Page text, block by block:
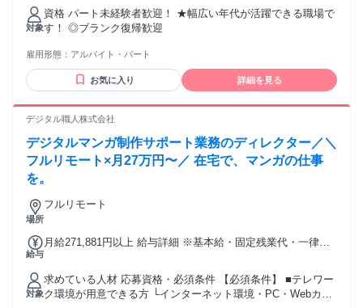
心して働き始められるようサポートする仕事です。 社内はフ
ラットに意見を言いやすい雰囲気で、国や文化の違いを前向
きに受け止めながら、より良い支援体制をつくっていくこと
を大切にしています。
対象
資格 パート未経験者歓迎！ ★幅広い年代が活躍できる職場で
す！ ◎ブランク復帰歓迎
雇用形態： アルバイト・パート
お気に入り 詳細を見る
デジタル職人株式会社
デジタルマンガ制作サポート業務のディレクター／＼
フルリモート×月27万円〜／ 在宅で、マンガの仕事
を。
場所
フルリモート
給与
月給271,881円以上 給与詳細 ※基本給・固定残業代・一律手
月あたり7万721円 〜（固定残業時間：1ヶ月あたり45時間）
固定残業時間を超えた勤務時間については別途残業代を支給
する 【一律手当】 全員に一律で支払われる通勤・皆勤・家族
対象
求めている人材 応募資格・必須条件 【必須条件】 ■テレワー
ク環境が用意できる方 └インターネット環境・PC・Webカメ